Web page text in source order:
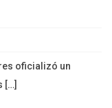
oficializó un
[…]